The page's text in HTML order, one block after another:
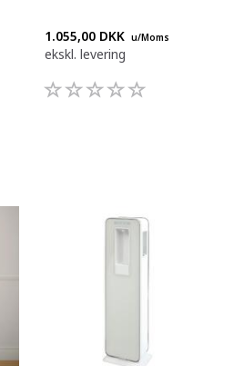
1.055,00 DKK u/Moms
ekskl. levering